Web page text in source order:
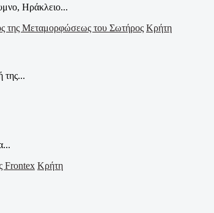
Ηράκλειο...
Κρήτη
της...
Κρήτη